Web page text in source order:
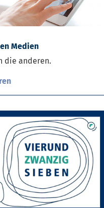
Medien
die anderen.